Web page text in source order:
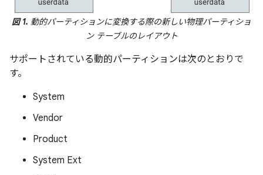
図 1. 動的パーティションに変換する際の新しい物理パーティショ
ン テーブルのレイアウト
サポートされている動的パーティションは次のとおりで
す。
System
Vendor
Product
System Ext